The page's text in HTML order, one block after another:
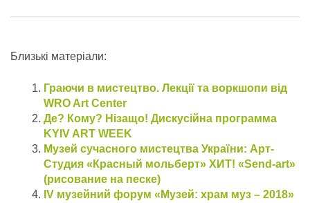
Близькі матеріали:
Граючи в мистецтво. Лекції та воркшопи від
WRO Art Center
Де? Кому? Нізащо! Дискусійна программа
KYIV ART WEEK
Музей сучасного мистецтва України: Арт-
Студия «Красный мольберт» ХИТ! «Send-art»
(рисование на песке)
IV музейний форум «Музей: храм муз – 2018»